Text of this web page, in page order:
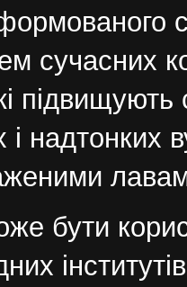
сучасних
і надтонких
бути